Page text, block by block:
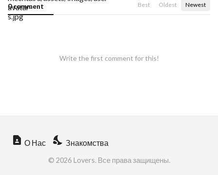
0 comment Best Oldest Newest
Write the first comment for this!
contact_page О Нас nights_stay Знакомства
© 2026 Lovers. Все права защищены.